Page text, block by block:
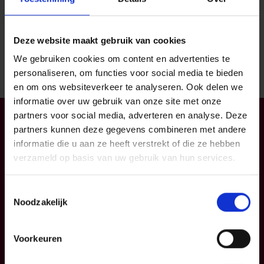
Deze website maakt gebruik van cookies
We gebruiken cookies om content en advertenties te
personaliseren, om functies voor social media te bieden
en om ons websiteverkeer te analyseren. Ook delen we
informatie over uw gebruik van onze site met onze
partners voor social media, adverteren en analyse. Deze
partners kunnen deze gegevens combineren met andere
informatie die u aan ze heeft verstrekt of die ze hebben
verzameld op basis van uw gebruik van hun services.
Noodzakelijk
Voorkeuren
Looptijd
35 jaar
€ 350,000